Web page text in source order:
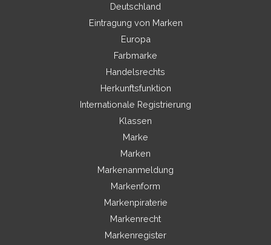
Deutschland
Eintragung von Marken
Europa
Farbmarke
Handelsrechts
Herkunftsfunktion
Internationale Registrierung
Klassen
Marke
Marken
Markenanmeldung
Markenform
Markenpiraterie
Markenrecht
Markenregister